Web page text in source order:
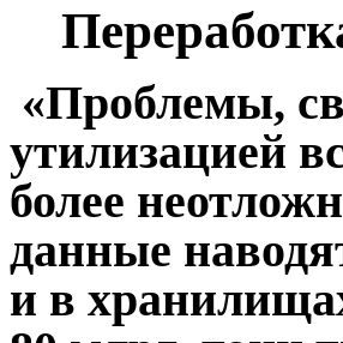
«Проблемы,
утилизацией
более
данные
и в